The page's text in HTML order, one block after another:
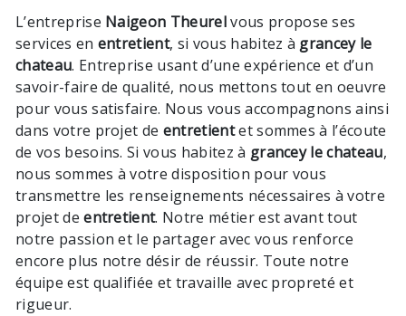
L’entreprise Naigeon Theurelvous propose ses
services en entretient, si vous habitez à grancey le
chateau. Entreprise usant d’une expérience et d’un
savoir-faire de qualité, nous mettons tout en oeuvre
pour vous satisfaire. Nous vous accompagnons ainsi
dans votre projet de entretientet sommes à l’écoute
de vos besoins. Si vous habitez à grancey le chateau,
nous sommes à votre disposition pour vous
transmettre les renseignements nécessaires à votre
projet deentretient. Notre métier est avant tout
notre passion et le partager avec vous renforce
encore plus notre désir de réussir. Toute notre
équipe est qualifiée et travaille avec propreté et
rigueur.